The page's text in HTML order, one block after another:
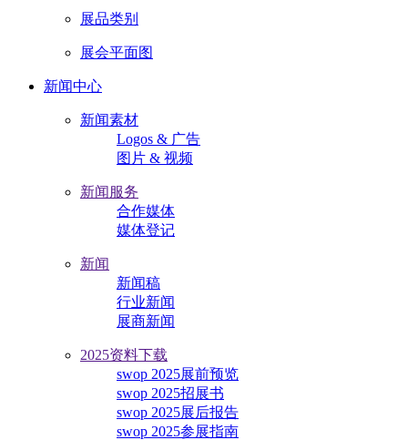
展品类别
展会平面图
新闻中心
新闻素材
Logos & 广告
图片 & 视频
新闻服务
合作媒体
媒体登记
新闻
新闻稿
行业新闻
展商新闻
2025资料下载
swop 2025展前预览
swop 2025招展书
swop 2025展后报告
swop 2025参展指南